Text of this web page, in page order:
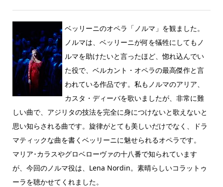
ベッリーニのオペラ「ノルマ」を観ました。
ノルマは、ベッリーニが何を犠牲にしてもノ
ルマを助けたいと言ったほど、惚れ込んでい
た役で、ベルカント・オペラの最高傑作と言
われている作品です。私もノルマのアリア、
カスタ・ディーバを歌いましたが、非常に難
しい曲で、アジリタの技法を完全に身につけないと歌えないと
思い知らされる曲です。旋律がとても美しいだけでなく、ドラ
マティックな曲を書くベッリーニに魅せられるオペラです。
マリア･カラスやグロベローヴァの十八番で知られています
が、今回のノルマ役は、Lena Nordin。素晴らしいコラットゥ
ーラを聴かせてくれました。